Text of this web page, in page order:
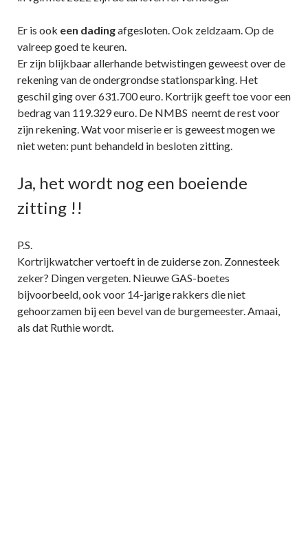
Er is ook een dadingafgesloten. Ook zeldzaam. Op de
valreep goed te keuren.
Er zijn blijkbaar allerhande betwistingen geweest over de
rekening van de ondergrondse stationsparking. Het
geschil ging over 631.700 euro. Kortrijk geeft toe voor een
bedrag van 119.329 euro. De NMBS neemt de rest voor
zijn rekening. Wat voor miserie er is geweest mogen we
niet weten: punt behandeld in besloten zitting.
Ja, het wordt nog een boeiende
zitting !!
P.S.
Kortrijkwatcher vertoeft in de zuiderse zon. Zonnesteek
zeker? Dingen vergeten. Nieuwe GAS-boetes
bijvoorbeeld, ook voor 14-jarige rakkers die niet
gehoorzamen bij een bevel van de burgemeester. Amaai,
als dat Ruthie wordt.